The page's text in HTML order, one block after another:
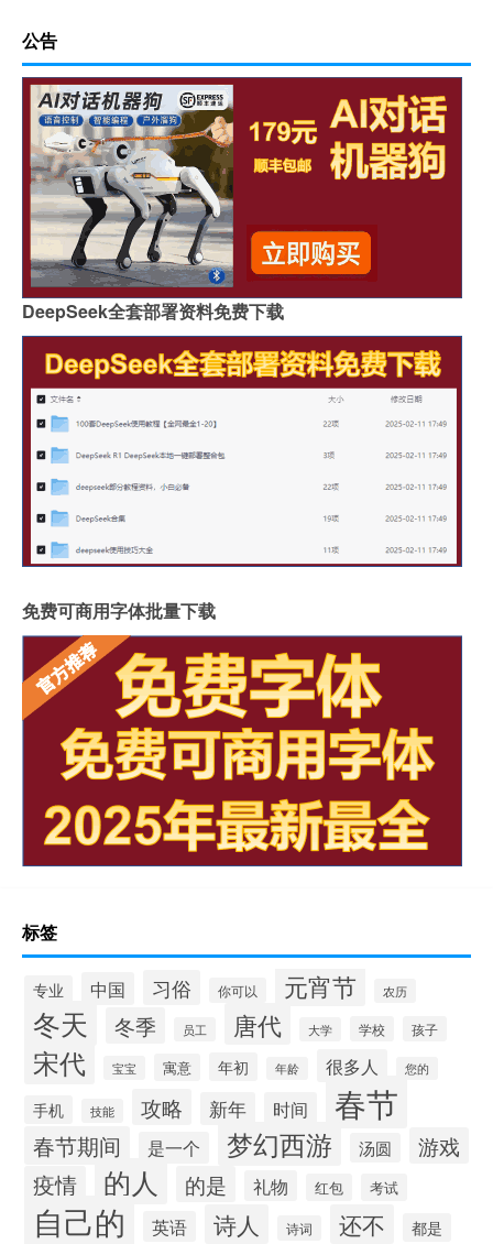
公告
DeepSeek全套部署资料免费下载
免费可商用字体批量下载
标签
专业 中国 习俗 你可以 元宵节 农历
冬天 冬季 员工 唐代 大学 学校 孩子
宋代 宝宝 寓意 年初 年龄 很多人 您的
手机 技能 攻略 新年 时间 春节
春节期间 是一个 梦幻西游 汤圆 游戏
疫情 的人 的是 礼物 红包 考试
自己的 英语 诗人 诗词 还不 都是